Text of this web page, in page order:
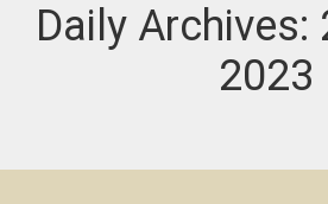
Daily Archives:
2023